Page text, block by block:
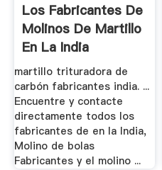
Los Fabricantes De
Molinos De Martillo
En La India
martillo trituradora de
carbón fabricantes india. ...
Encuentre y contacte
directamente todos los
fabricantes de en la India,
Molino de bolas
Fabricantes y el molino ...